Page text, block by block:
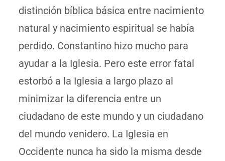
distinción bíblica básica entre nacimiento
natural y nacimiento espiritual se había
perdido. Constantino hizo mucho para
ayudar a la Iglesia. Pero este error fatal
estorbó a la Iglesia a largo plazo al
minimizar la diferencia entre un
ciudadano de este mundo y un ciudadano
del mundo venidero. La Iglesia en
Occidente nunca ha sido la misma desde